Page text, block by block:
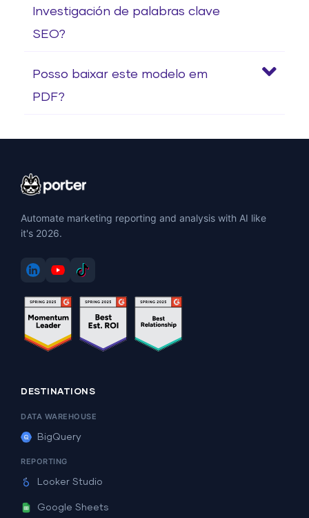
Investigación de palabras clave
SEO?
Posso baixar este modelo em
PDF?
Automate marketing reporting and analysis with AI like
it's 2026.
DESTINATIONS
DATA WAREHOUSE
BigQuery
REPORTING
Looker Studio
Google Sheets